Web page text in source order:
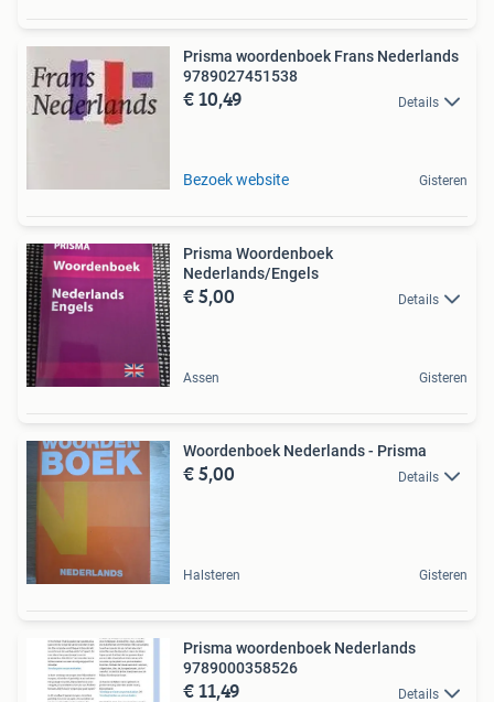
Prisma woordenboek Frans Nederlands
9789027451538
€ 10,49 Details
Bezoek website Gisteren
Prisma Woordenboek
Nederlands/Engels
€ 5,00 Details
Assen Gisteren
Woordenboek Nederlands - Prisma
€ 5,00 Details
Halsteren Gisteren
Prisma woordenboek Nederlands
9789000358526
€ 11,49 Details